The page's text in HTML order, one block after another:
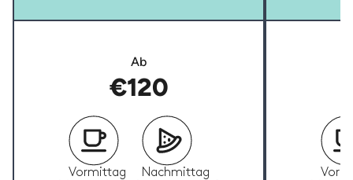
Ab
€120
Vormittag
Nachmittag